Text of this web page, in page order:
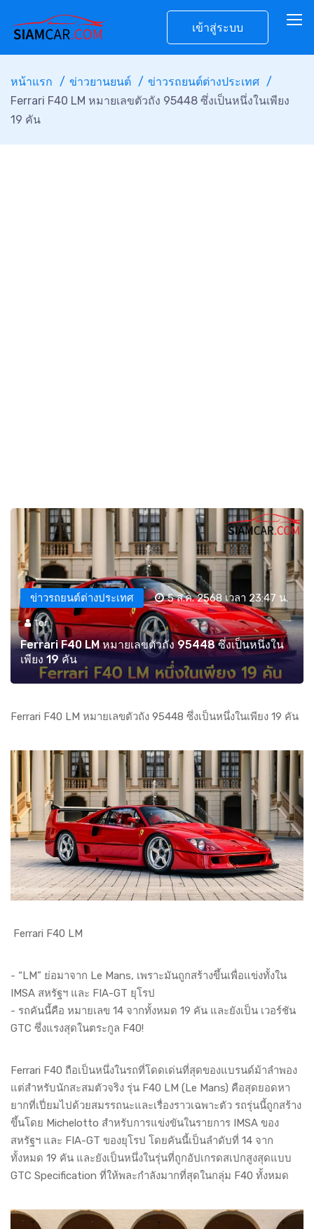
เข้าสู่ระบบ
หน้าแรก ข่าวยานยนต์
ข่าวรถยนต์ต่างประเทศ
Ferrari F40 LM หมายเลขตัวถัง 95448 ซึ่งเป็นหนึ่งในเพียง
19 คัน
ข่าวรถยนต์ต่างประเทศ 5 ส.ค. 2568 เวลา 23:47 น.
Tor
Ferrari F40 LM หมายเลขตัวถัง 95448 ซึ่งเป็นหนึ่งใน
เพียง 19 คัน
Ferrari F40 LM หมายเลขตัวถัง 95448 ซึ่งเป็นหนึ่งในเพียง 19 คัน
Ferrari F40 LM
- “LM” ย่อมาจาก Le Mans, เพราะมันถูกสร้างขึ้นเพื่อแข่งทั้งใน
IMSA สหรัฐฯ และ FIA-GT ยุโรป
- รถคันนี้คือ หมายเลข 14 จากทั้งหมด 19 คัน และยังเป็น เวอร์ชัน
GTC ซึ่งแรงสุดในตระกูล F40!
Ferrari F40 ถือเป็นหนึ่งในรถที่โดดเด่นที่สุดของแบรนด์ม้าลำพอง
แต่สำหรับนักสะสมตัวจริง รุ่น F40 LM (Le Mans) คือสุดยอดหา
ยากที่เปี่ยมไปด้วยสมรรถนะและเรื่องราวเฉพาะตัว รถรุ่นนี้ถูกสร้าง
ขึ้นโดย Michelotto สำหรับการแข่งขันในรายการ IMSA ของ
สหรัฐฯ และ FIA-GT ของยุโรป โดยคันนี้เป็นลำดับที่ 14 จาก
ทั้งหมด 19 คัน และยังเป็นหนึ่งในรุ่นที่ถูกอัปเกรดสเปกสูงสุดแบบ
GTC Specification ที่ให้พละกำลังมากที่สุดในกลุ่ม F40 ทั้งหมด